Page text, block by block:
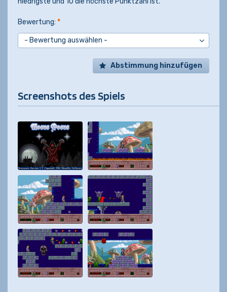
Bewertung: *
Abstimmung hinzufügen
Screenshots des Spiels